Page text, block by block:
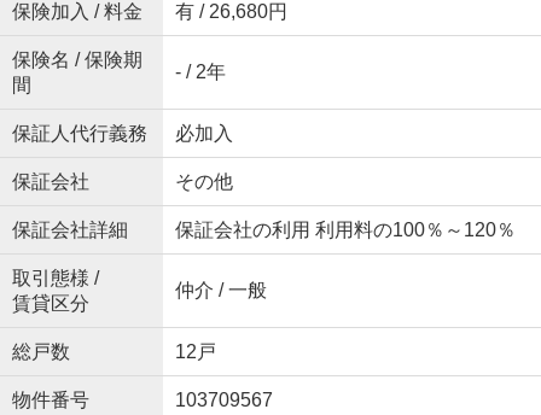
保険加入 / 料金 有 / 26,680円
保険名 / 保険期
間
- / 2年
保証人代行義務 必加入
保証会社 その他
保証会社詳細 保証会社の利用 利用料の100％～120％
取引態様 /
賃貸区分
仲介 / 一般
総戸数 12戸
物件番号 103709567